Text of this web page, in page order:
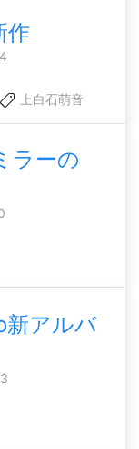
作
上白石萌音
ラーの
新アルバ